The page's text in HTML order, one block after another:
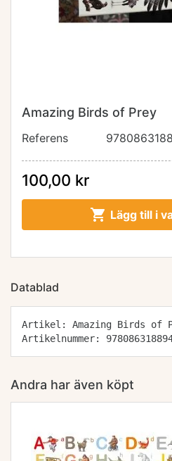
Amazing Birds of Prey
Referens
100,00 kr
 Lägg till i
Datablad
Artikel: Amazing Birds of
Artikelnummer:
Andra har även köpt